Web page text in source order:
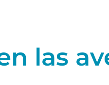
las